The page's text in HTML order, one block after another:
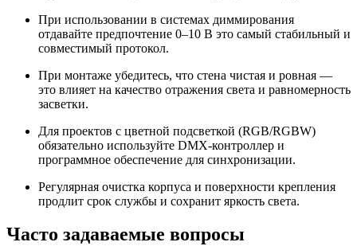
При использовании в системах диммирования
отдавайте предпочтение 0–10 В это самый стабильный и
совместимый протокол.
При монтаже убедитесь, что стена чистая и ровная —
это влияет на качество отражения света и равномерность
засветки.
Для проектов с цветной подсветкой (RGB/RGBW)
обязательно используйте DMX-контроллер и
программное обеспечение для синхронизации.
Регулярная очистка корпуса и поверхности крепления
продлит срок службы и сохранит яркость света.
Часто задаваемые вопросы